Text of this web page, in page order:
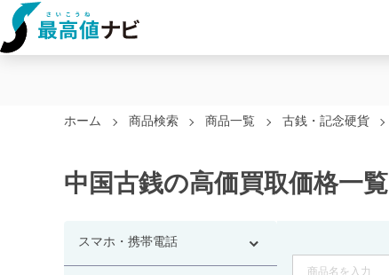
ホーム 商品検索 商品一覧 古銭・記念硬貨
中国古銭の高価買取価格一覧
スマホ・携帯電話